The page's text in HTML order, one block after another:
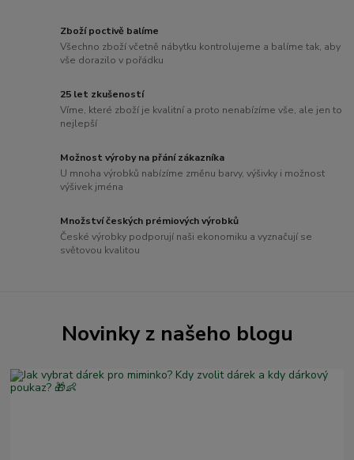
Zboží poctivě balíme
Všechno zboží včetně nábytku kontrolujeme a balíme tak, aby
vše dorazilo v pořádku
25 let zkušeností
Víme, které zboží je kvalitní a proto nenabízíme vše, ale jen to
nejlepší
Možnost výroby na přání zákazníka
U mnoha výrobků nabízíme změnu barvy, výšivky i možnost
výšivek jména
Množství českých prémiových výrobků
České výrobky podporují naši ekonomiku a vyznačují se
světovou kvalitou
Novinky z našeho blogu